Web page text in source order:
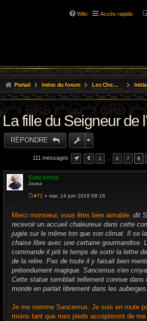
Wiki Accès rapide
Portail Index du forum Les Chemins de L'Aventure Initiation,
La fille du Seigneur de
RÉPONDRE
111 messages 1 6 7 8
Sancemus
Joueur
s
a
e
#71 » mar. 14 juin 2016 08:16
Merci monsieur, vous êtes bien aimable. dit
recevoir un accueil chaleureux dans cette
jugée sur le même ton que son climat. Il se
chaise libre avec une certaine gourmandise.
commande il prit le temps de sortir la lettre
de la relire. Pas de toute il y faisait bien
prétendument magique. Sancemus n'en
Cette statue semblait tellement connue dans
monde en parlait librement dans les auberges.
Je me nomme Sancemus. Je suis en route
moins tant que mes pieds accepteront de